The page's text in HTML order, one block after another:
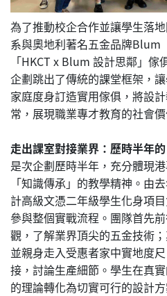
為了推動校企合作並讓學生落
系與奧地利著名五金品牌Blum
「HKCT x Blum 設計思鄰」
企劃跳出了傳統的課堂框架，
家庭度身訂造實用傢俱，將設
常，展現職業專才教育的社會價
走出課室對接業界：歷時半年
是次企劃歷時半年，充分體現
「知識傳承」的教學精神。由
計高級文憑二年級學生化身項
參與整個實戰流程。團隊首先
觀，了解業界頂尖的五金技術
並親身走入受惠者家中實地度
接，討論生產細節。學生在真
的理論轉化為切實可行的設計方